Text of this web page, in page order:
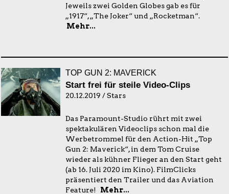
Jeweils zwei Golden Globes gab es für
„1917“, „The Joker“ und „Rocketman“.
Mehr...
TOP GUN 2: MAVERICK
Start frei für steile Video-Clips
20.12.2019 / Stars
Das Paramount-Studio rührt mit zwei
spektakulären Videoclips schon mal die
Werbetrommel für den Action-Hit „Top
Gun 2: Maverick“, in dem Tom Cruise
wieder als kühner Flieger an den Start geht
(ab 16. Juli 2020 im Kino). FilmClicks
präsentiert den Trailer und das Aviation
Feature!
Mehr...